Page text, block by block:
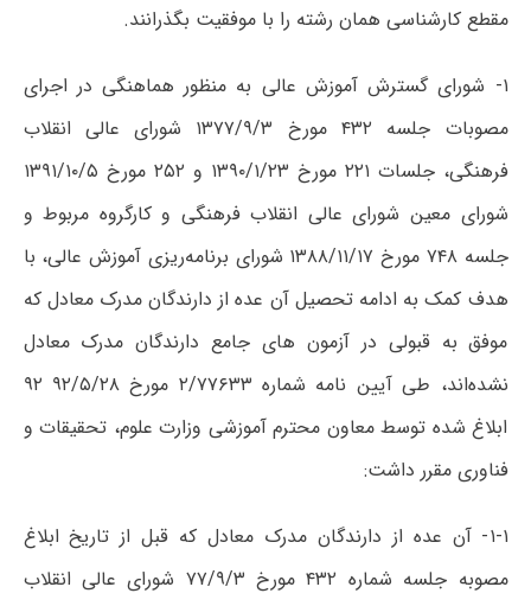
مقطع کارشناسی همان رشته را با موفقیت بگذرانند.
۱- شورای گسترش آموزش عالی به منظور هماهنگی در اجرای
مصوبات جلسه ۴۳۲ مورخ ۱۳۷۷/۹/۳ شورای عالی انقلاب
فرهنگی، جلسات ۲۲۱ مورخ ۱۳۹۰/۱/۲۳ و ۲۵۲ مورخ ۱۳۹۱/۱۰/۵
شورای معین شورای عالی انقلاب فرهنگی و کارگروه مربوط و
جلسه ۷۴۸ مورخ ۱۳۸۸/۱۱/۱۷ شورای برنامه‌ریزی آموزش عالی، با
هدف کمک به ادامه تحصیل آن عده از دارندگان مدرک معادل که
موفق به قبولی در آزمون های جامع دارندگان مدرک معادل
نشده‌اند، طی آیین نامه شماره ۲/۷۷۶۳۳ مورخ ۹۲/۵/۲۸ ۹۲
ابلاغ شده توسط معاون محترم آموزشی وزارت علوم، تحقیقات و
فناوری مقرر داشت:
۱-۱- آن عده از دارندگان مدرک معادل که قبل از تاریخ ابلاغ
مصوبه جلسه شماره ۴۳۲ مورخ ۷۷/۹/۳ شورای عالی انقلاب